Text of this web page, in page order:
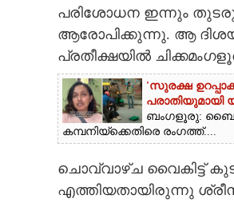
പരിശോധന ഇന്നും
ആരോപിക്കുന്നു. ആ
പ്രതീക്ഷയിൽ
'സുരക്ഷ
പരാതിയുമായി
ബംഗളൂരു: ബൈക്ക്
കമ്പനിയ്‌ക്കെതിരെ രംഗത്ത്....
ചൊവ്വാഴ്‌ച വൈകിട്ട്‌
എത്തിയതായിരുന്നു